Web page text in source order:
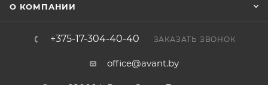
О КОМПАНИИ
+375-17-304-40-40 ЗАКАЗАТЬ ЗВОНОК
office@avant.by